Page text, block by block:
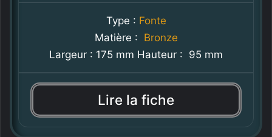
Type : Fonte
Matière : Bronze
Largeur : 175 mm Hauteur : 95 mm
Lire la fiche